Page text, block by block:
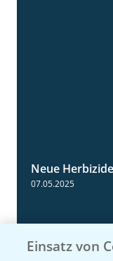
Neue
07.05.2025
Einsatz von